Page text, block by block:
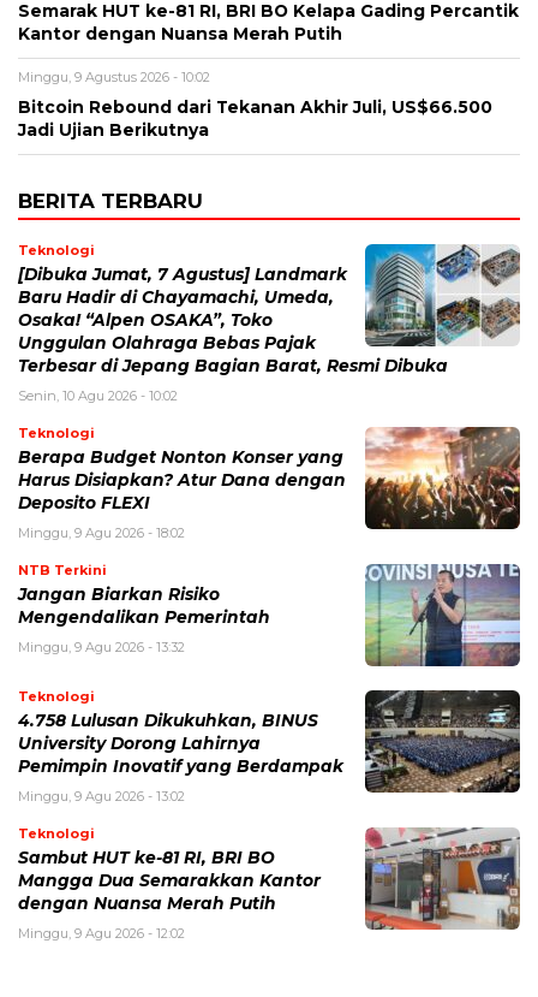
Semarak HUT ke-81 RI, BRI BO Kelapa Gading Percantik
Kantor dengan Nuansa Merah Putih
Minggu, 9 Agustus 2026 - 10:02
Bitcoin Rebound dari Tekanan Akhir Juli, US$66.500
Jadi Ujian Berikutnya
BERITA TERBARU
Teknologi
[Dibuka Jumat, 7 Agustus] Landmark
Baru Hadir di Chayamachi, Umeda,
Osaka! “Alpen OSAKA”, Toko
Unggulan Olahraga Bebas Pajak
Terbesar di Jepang Bagian Barat, Resmi Dibuka
Senin, 10 Agu 2026 - 10:02
Teknologi
Berapa Budget Nonton Konser yang
Harus Disiapkan? Atur Dana dengan
Deposito FLEXI
Minggu, 9 Agu 2026 - 18:02
NTB Terkini
Jangan Biarkan Risiko
Mengendalikan Pemerintah
Minggu, 9 Agu 2026 - 13:32
Teknologi
4.758 Lulusan Dikukuhkan, BINUS
University Dorong Lahirnya
Pemimpin Inovatif yang Berdampak
Minggu, 9 Agu 2026 - 13:02
Teknologi
Sambut HUT ke-81 RI, BRI BO
Mangga Dua Semarakkan Kantor
dengan Nuansa Merah Putih
Minggu, 9 Agu 2026 - 12:02